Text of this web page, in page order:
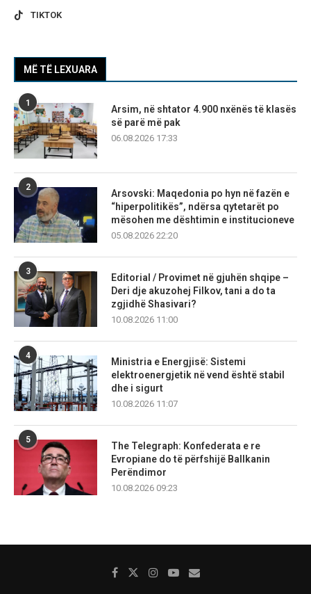
TIKTOK
MË TË LEXUARA
1
Arsim, në shtator 4.900 nxënës të klasës
së parë më pak
06.08.2026 17:33
2
Arsovski: Maqedonia po hyn në fazën e
“hiperpolitikës”, ndërsa qytetarët po
mësohen me dështimin e institucioneve
05.08.2026 22:20
3
Editorial / Provimet në gjuhën shqipe –
Deri dje akuzohej Filkov, tani a do ta
zgjidhë Shasivari?
10.08.2026 11:00
4
Ministria e Energjisë: Sistemi
elektroenergjetik në vend është stabil
dhe i sigurt
10.08.2026 11:07
5
The Telegraph: Konfederata e re
Evropiane do të përfshijë Ballkanin
Perëndimor
10.08.2026 09:23